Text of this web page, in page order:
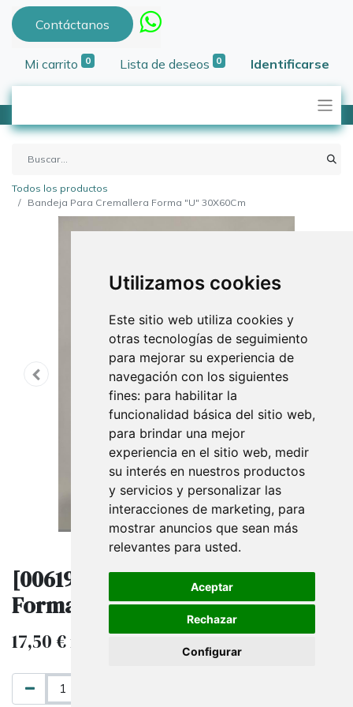
Utilizamos cookies
Este sitio web utiliza cookies y
otras tecnologías de seguimiento
para mejorar su experiencia de
navegación con los siguientes
fines: para habilitar la
funcionalidad básica del sitio web,
para brindar una mejor
experiencia en el sitio web, medir
su interés en nuestros productos
y servicios y personalizar las
interacciones de marketing, para
mostrar anuncios que sean más
relevantes para usted.
Aceptar
Rechazar
Configurar
Contáctanos
Mi carrito 0 Lista de deseos 0 Identificarse
Todos los productos
Bandeja Para Cremallera Forma "U" 30X60Cm
[006191] Bandeja Para Cremallera
Forma "U" 30X60Cm
17,50€ IVA excluido